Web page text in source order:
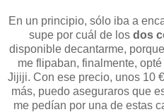
En un principio, sólo iba a
supe por cuál de los dos
disponible decantarme,
me flipaban, finalmente,
Jijiji. Con ese precio, unos 10
más, puedo aseguraros que
me pedían por una de estas